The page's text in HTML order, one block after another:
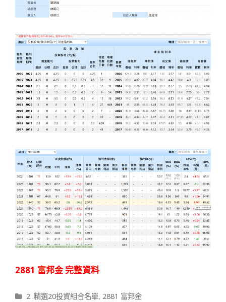
2881 富邦金 完整資料
分類
2 .精選20投資組合名單, 2881 富邦金